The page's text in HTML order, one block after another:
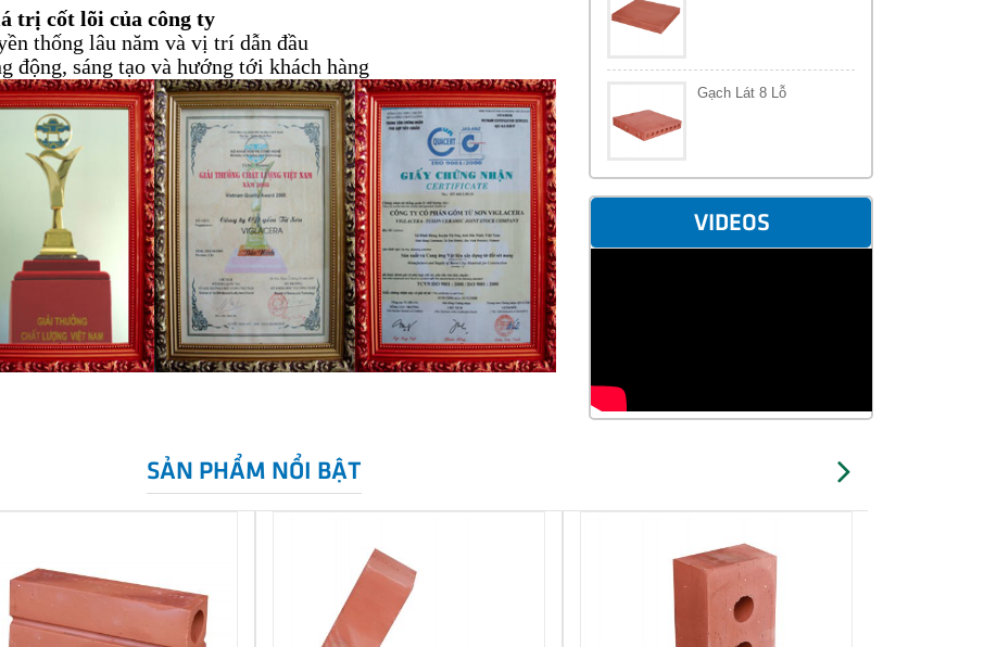
trị cốt lõi của công ty
thống lâu năm và vị trí dẫn đầu
động, sáng tạo và hướng tới khách hàng
Gạch Lát 8 Lỗ
VIDEOS
SẢN PHẨM NỔI BẬT